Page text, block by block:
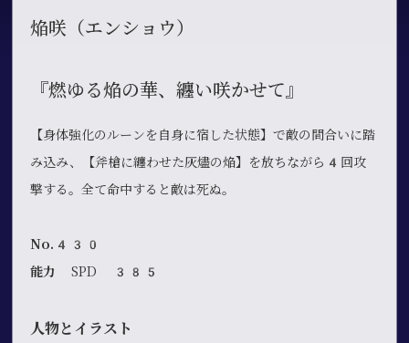
焔咲（エンショウ）
『燃ゆる焔の華、纏い咲かせて』
【身体強化のルーンを自身に宿した状態】で敵の間合いに踏
み込み、【斧槍に纏わせた灰燼の焔】を放ちながら4回攻
撃する。全て命中すると敵は死ぬ。
No.430
能力SPD 385
人物とイラスト